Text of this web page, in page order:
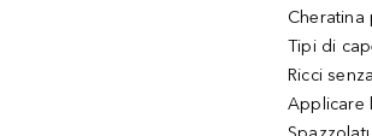
Cheratina
Tipi di
Ricci
Applicare